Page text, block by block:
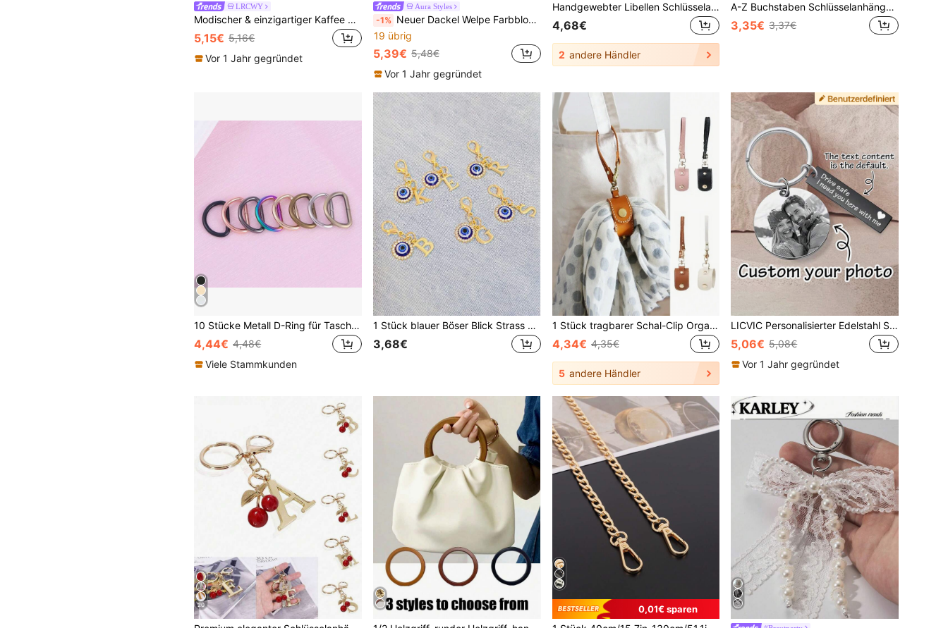
LRCWY
Modischer & einzigartiger Kaffee Stern Knoten Taschenanhänger/Anhänger Schlüsselanhänger Reise tragbar leicht langanhaltend stilvoll für Zuhause für Outdoor tägliche Nutzung Sommer
5,15€ 5,16€
Vor 1 Jahr gegründet
Aura Styles
-1% Neuer Dackel Welpe Farbblock gewebter Seil Taschenanhänger dekorativer Anhänger
19 übrig
5,39€ 5,48€
Vor 1 Jahr gegründet
Handgewebter Libellen Schlüsselanhänger, Sommer Libellen Rattan Anhänger, frisch und elegant im Boho-Stil, handgemachter Schlüsselanhänger, süßer libellen-förmiger Schlüsselanhänger Anhänger, Strandtasche Accessoire, einzigartiges und exquisites Geschenk für Freunde, Familie und Modebewusste, Tier Accessoire, geeignet für Rucksäcke, Geldbörsen, Handy, Kopfhörer, Autoschlüssel, einzigartiges Geburtstagsgeschenk, Urlaubsgeschenk, Partygeschenk, Muttertagsgeschenk, Urlaubsgeschenk, Hochzeitsgeschenk, Einschulungsgeschenk
4,68€
2 andere Händler
A-Z Buchstaben Schlüsselanhänger - Eleganter goldener Metall-Buchstaben-Schlüsselring mit Karabinerverschluss, Zinklegierung Material langanhaltend, geeignet für Urlaub, Date, Strand, Einkaufen, Pendeln und Studium, ideal für Geldbörse, Rucksack und Autoschlüssel - Geburtstagsgeschenk und Schlüsselzubehör | Schicker Schlüsselanhänger | Metall-Schlüsselanhänger, perfekt für Frühling/Sommer
3,35€ 3,37€
10 Stücke Metall D-Ring für Taschenfertigung, Metallschnallen D-Ring für Taschen, Gurtbänder, Lederriemen, Geldbörsen, Handwerksarbeiten, Haustierhalsbänder, Rucksack Hardware, sortiert
4,44€ 4,48€
Viele Stammkunden
1 Stück blauer Böser Blick Strass Schlüsselanhänger - ein symbolisches Geschenk für Schutz und Glück - ein stilvoller Accessoire geeignet für Auto-Schlüssel oder Taschencharms, ein ideales Festgeschenk-Accessoire, Charms für Tasche, Lehrer Geschenke
3,68€
1 Stück tragbarer Schal-Clip Organizer, geeignet für Reisende, Modebewusste und beschäftigte Berufstätige, kann für Reisen, Modeanwendungen und Aufbewahrung verwendet werden, auch ein tolles Wintergeschenk für Frauen
4,34€ 4,35€
5 andere Händler
LICVIC Personalisierter Edelstahl Schlüsselanhänger mit Foto, gravierter Schlüsselanhänger, personalisierter Paar Schlüsselanhänger, anpassbarer Rucksack Anhänger, Geburtstag, Jahrestag, perfektes Geschenk
5,06€ 5,08€
Vor 1 Jahr gegründet
20 0,01€ sparen